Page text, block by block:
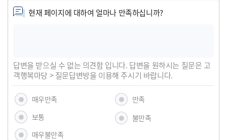
현재 페이지에 대하여 얼마나 만족하십니까?
답변을 받으실 수 없는 의견함 입니다. 답변을 원하시는 질문은 고
객행복마당 > 질문답변방을 이용해 주시기 바랍니다.
매우만족
만족
보통
불만족
매우불만족